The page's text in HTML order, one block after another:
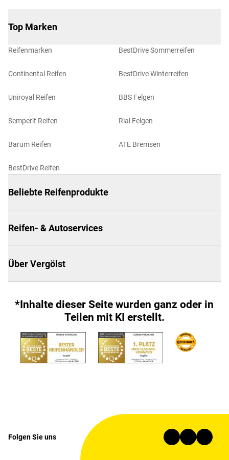
Top Marken
Reifenmarken
Continental Reifen
Uniroyal Reifen
Semperit Reifen
Barum Reifen
BestDrive Reifen
BestDrive Sommerreifen
BestDrive Winterreifen
BBS Felgen
Rial Felgen
ATE Bremsen
Beliebte Reifenprodukte
Reifen- & Autoservices
Über Vergölst
*Inhalte dieser Seite wurden ganz oder in
Teilen mit KI erstellt.
Folgen Sie uns